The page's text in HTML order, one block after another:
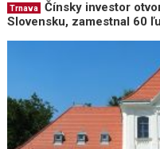
Trnava
Čínsky investor
Slovensku, zamestnal 60